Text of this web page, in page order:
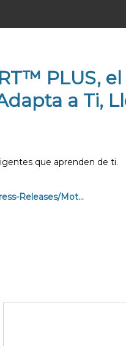
PLUS, el
a Ti,
que aprenden de ti.
Releases/Mot...